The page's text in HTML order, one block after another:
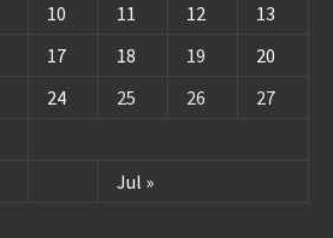
Jul »
10 11 12
13
17 18 19
20
24 25 26
27